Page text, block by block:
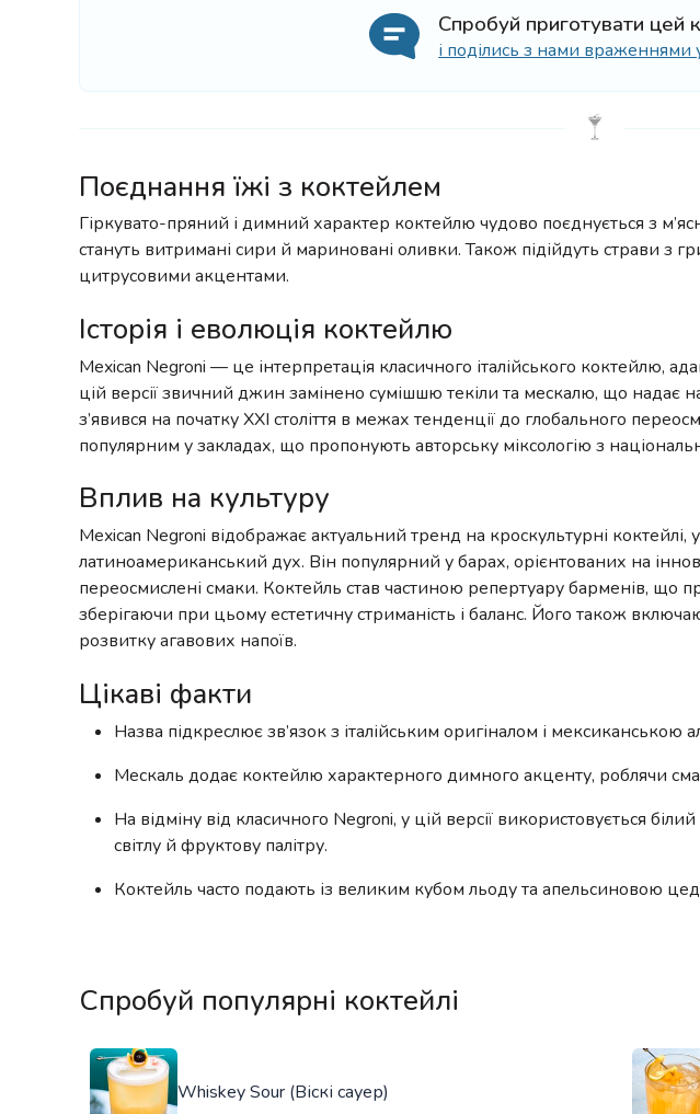
Спробуй приготувати цей
і поділись з нами враженнями
Поєднання їжі з коктейлем
Гіркувато-пряний і димний характер коктейлю чудово поєднується з
стануть витримані сири й мариновані оливки. Також підійдуть страви з
цитрусовими акцентами.
Історія і еволюція коктейлю
Mexican Negroni — це інтерпретація класичного італійського коктейлю,
цій версії звичний джин замінено сумішшю текіли та мескалю, що надає
з’явився на початку XXI століття в межах тенденції до глобального
популярним у закладах, що пропонують авторську міксологію з
Вплив на культуру
Mexican Negroni відображає актуальний тренд на кроскультурні
латиноамериканський дух. Він популярний у барах, орієнтованих на
переосмислені смаки. Коктейль став частиною репертуару барменів, що
зберігаючи при цьому естетичну стриманість і баланс. Його також
розвитку агавових напоїв.
Цікаві факти
Назва підкреслює зв’язок з італійським оригіналом і мексиканською
Мескаль додає коктейлю характерного димного акценту, роблячи
На відміну від класичного Negroni, у цій версії використовується
світлу й фруктову палітру.
Коктейль часто подають із великим кубом льоду та апельсиновою
Спробуй популярні коктейлі
Whiskey Sour (Віскі сауер)